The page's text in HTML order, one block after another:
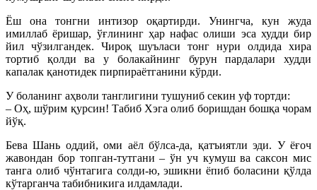
Ёш она тонгни интизор оқартирди. Унингча, кун жуда
имиллаб ёришар, ўғлининг ҳар нафас олиши эса худди бир
йил чўзилгандек. Чироқ шуъласи тонг нури олдида хира
тортиб қолди ва у болакайнинг бурун пардалари худди
капалак қанотидек пирпираётганини кўрди.
У боланинг аҳволи танглигини тушуниб секин уф тортди:
– Оҳ, шўрим қурсин! Табиб Хэга олиб боришдан бошқа чорам
йўқ.
Бева Шань оддий, оми аёл бўлса-да, қатъиятли эди. У ёғоч
жавондан бор топган-тутгани – ўн уч кумуш ва саксон мис
танга олиб чўнтагига солди-ю, эшикни ёпиб боласини қўлда
кўтарганча табибникига илдамлади.